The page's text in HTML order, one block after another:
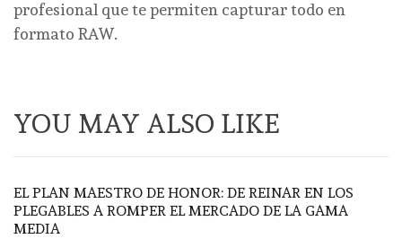
profesional que te permiten capturar todo en
formato RAW.
YOU MAY ALSO LIKE
EL PLAN MAESTRO DE HONOR: DE REINAR EN LOS
PLEGABLES A ROMPER EL MERCADO DE LA GAMA
MEDIA